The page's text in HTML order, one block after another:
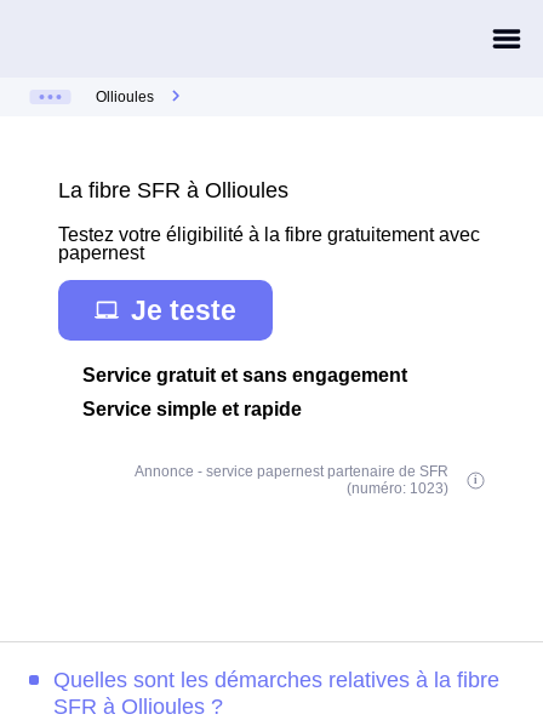
Ollioules
La fibre SFR à Ollioules
Testez votre éligibilité à la fibre gratuitement avec
papernest
Je teste
Service gratuit et sans engagement
Service simple et rapide
Annonce - service papernest partenaire de SFR
(numéro: 1023)
Quelles sont les démarches relatives à la fibre
SFR à Ollioules ?